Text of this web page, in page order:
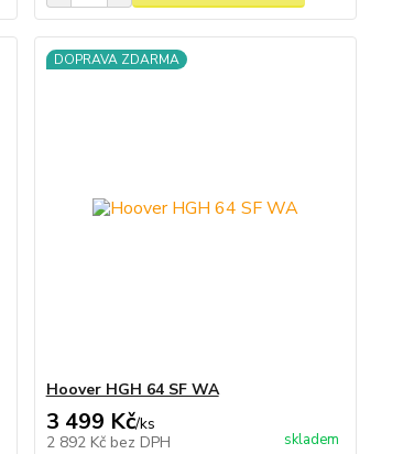
DOPRAVA ZDARMA
Hoover HGH 64 SF WA
3 499 Kč/ks
2 892 Kč bez DPH skladem